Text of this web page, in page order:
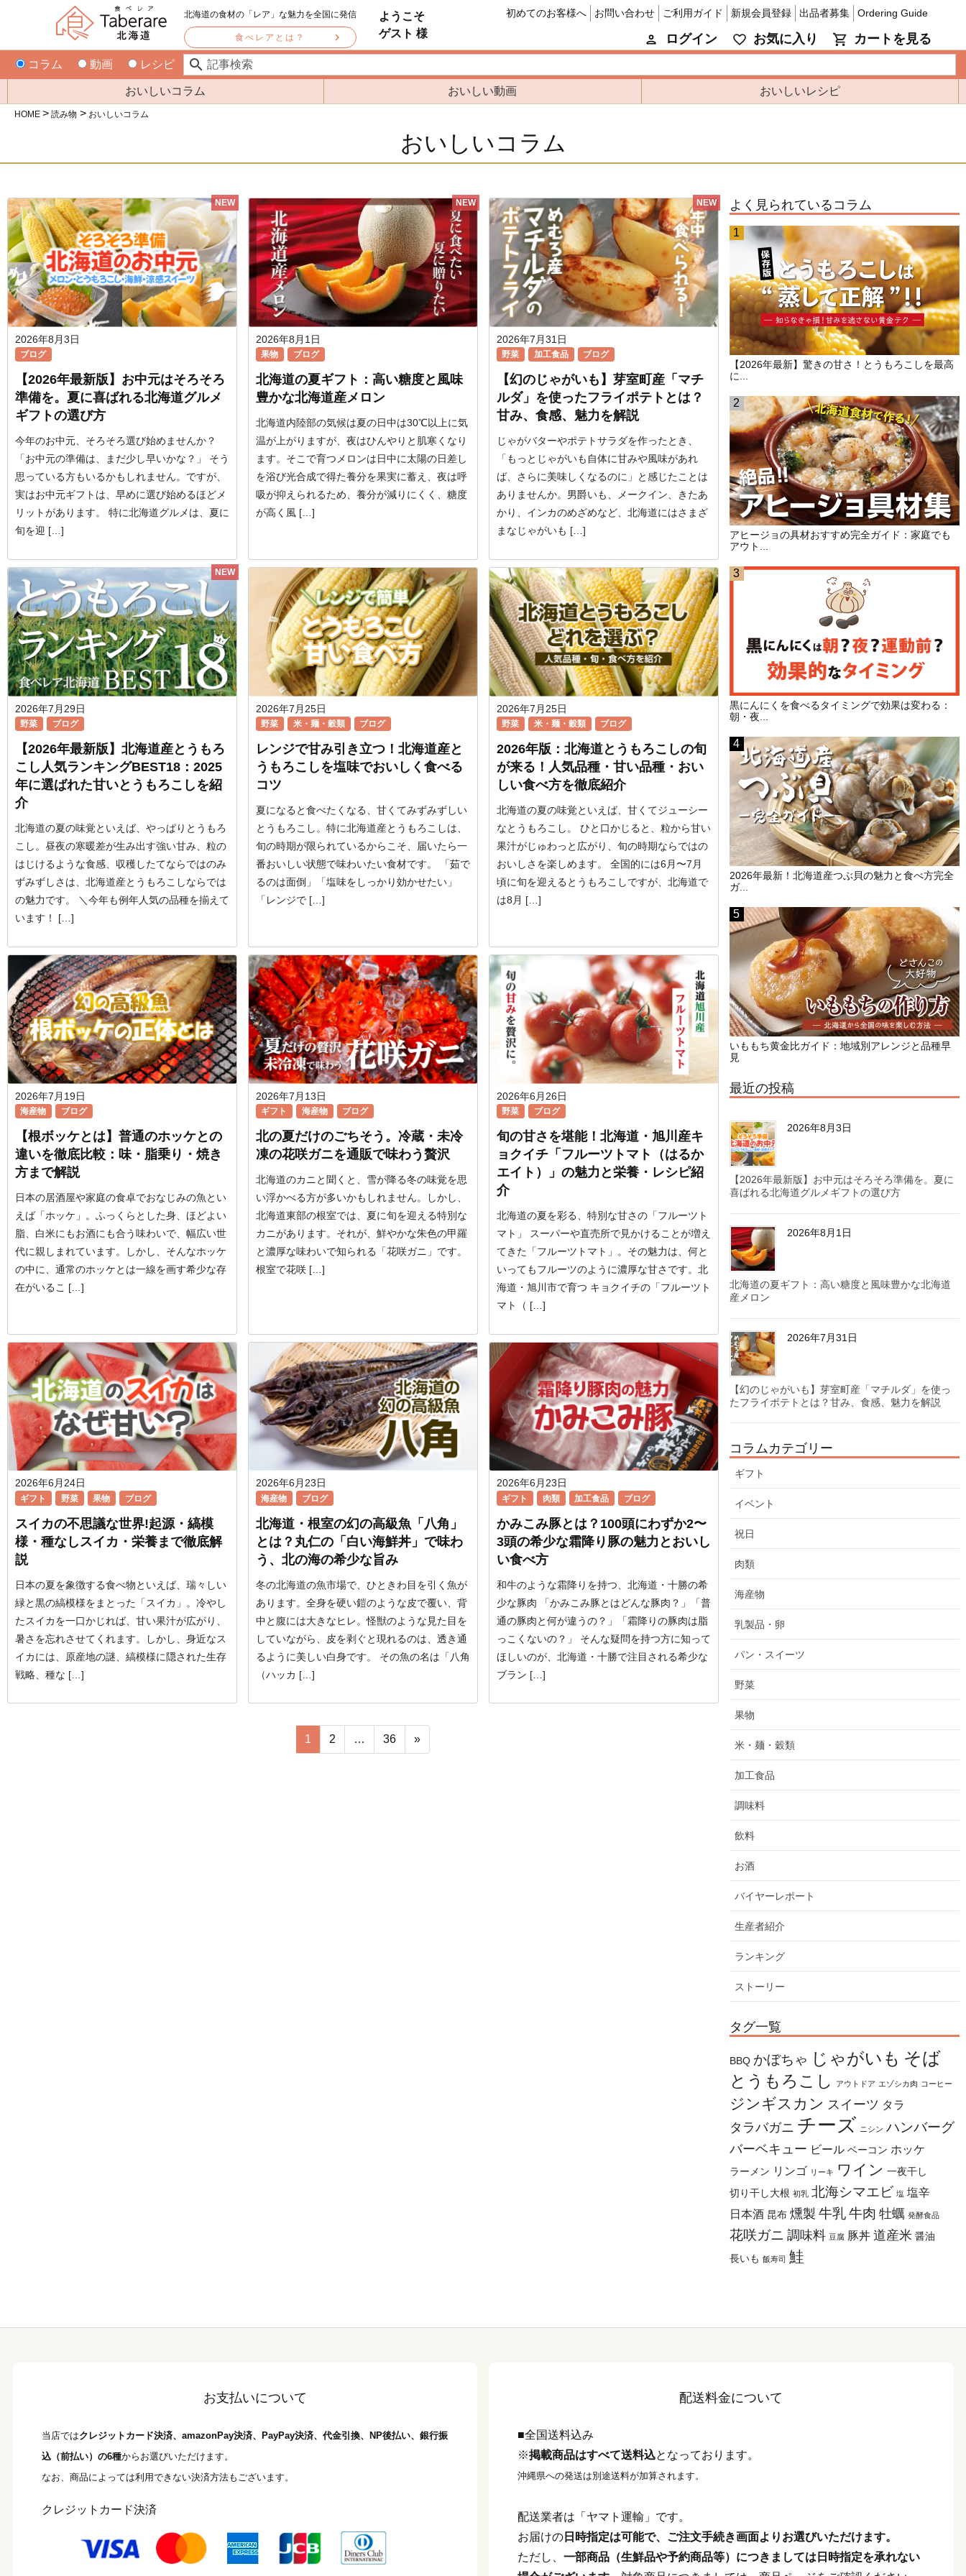
北海道の食材の「レア」な魅力を全国に発信
食べレアとは？
ようこそ
ゲスト 様
初めてのお客様へ お問い合わせ ご利用ガイド 新規会員登録 出品者募集 Ordering Guide
ログイン お気に入り カートを見る
コラム 動画 レシピ
おいしいコラム おいしい動画 おいしいレシピ
HOME 読み物 おいしいコラム
おいしいコラム
NEW
2026年8月3日
ブログ
【2026年最新版】お中元はそろそろ
準備を。夏に喜ばれる北海道グルメ
ギフトの選び方
今年のお中元、そろそろ選び始めませんか？
「お中元の準備は、まだ少し早いかな？」 そう
思っている方もいるかもしれません。ですが、
実はお中元ギフトは、早めに選び始めるほどメ
リットがあります。 特に北海道グルメは、夏に
旬を迎 […]
NEW
2026年8月1日
果物 ブログ
北海道の夏ギフト：高い糖度と風味
豊かな北海道産メロン
北海道内陸部の気候は夏の日中は30℃以上に気
温が上がりますが、夜はひんやりと肌寒くなり
ます。そこで育つメロンは日中に太陽の日差し
を浴び光合成で得た養分を果実に蓄え、夜は呼
吸が抑えられるため、養分が減りにくく、糖度
が高く風 […]
NEW
2026年7月31日
野菜 加工食品 ブログ
【幻のじゃがいも】芽室町産「マチ
ルダ」を使ったフライポテトとは？
甘み、食感、魅力を解説
じゃがバターやポテトサラダを作ったとき、
「もっとじゃがいも自体に甘みや風味があれ
ば、さらに美味しくなるのに」と感じたことは
ありませんか。男爵いも、メークイン、きたあ
かり、インカのめざめなど、北海道にはさまざ
まなじゃがいも […]
NEW
2026年7月29日
野菜 ブログ
【2026年最新版】北海道産とうもろ
こし人気ランキングBEST18：2025
年に選ばれた甘いとうもろこしを紹
介
北海道の夏の味覚といえば、やっぱりとうもろ
こし。昼夜の寒暖差が生み出す強い甘み、粒の
はじけるような食感、収穫したてならではのみ
ずみずしさは、北海道産とうもろこしならでは
の魅力です。 ＼今年も例年人気の品種を揃えて
います！ […]
2026年7月25日
野菜 米・麺・穀類 ブログ
レンジで甘み引き立つ！北海道産と
うもろこしを塩味でおいしく食べる
コツ
夏になると食べたくなる、甘くてみずみずしい
とうもろこし。特に北海道産とうもろこしは、
旬の時期が限られているからこそ、届いたら一
番おいしい状態で味わいたい食材です。 「茹で
るのは面倒」「塩味をしっかり効かせたい」
「レンジで […]
2026年7月25日
野菜 米・麺・穀類 ブログ
2026年版：北海道とうもろこしの旬
が来る！人気品種・甘い品種・おい
しい食べ方を徹底紹介
北海道の夏の味覚といえば、甘くてジューシー
なとうもろこし。 ひと口かじると、粒から甘い
果汁がじゅわっと広がり、旬の時期ならではの
おいしさを楽しめます。 全国的には6月〜7月
頃に旬を迎えるとうもろこしですが、北海道で
は8月 […]
2026年7月19日
海産物 ブログ
【根ボッケとは】普通のホッケとの
違いを徹底比較：味・脂乗り・焼き
方まで解説
日本の居酒屋や家庭の食卓でおなじみの魚とい
えば「ホッケ」。ふっくらとした身、ほどよい
脂、白米にもお酒にも合う味わいで、幅広い世
代に親しまれています。しかし、そんなホッケ
の中に、通常のホッケとは一線を画す希少な存
在がいるこ […]
2026年7月13日
ギフト 海産物 ブログ
北の夏だけのごちそう。冷蔵・未冷
凍の花咲ガニを通販で味わう贅沢
北海道のカニと聞くと、雪が降る冬の味覚を思
い浮かべる方が多いかもしれません。しかし、
北海道東部の根室では、夏に旬を迎える特別な
カニがあります。それが、鮮やかな朱色の甲羅
と濃厚な味わいで知られる「花咲ガニ」です。
根室で花咲 […]
2026年6月26日
野菜 ブログ
旬の甘さを堪能！北海道・旭川産キ
ョクイチ「フルーツトマト（はるか
エイト）」の魅力と栄養・レシピ紹
介
北海道の夏を彩る、特別な甘さの「フルーツト
マト」 スーパーや直売所で見かけることが増え
てきた「フルーツトマト」。その魅力は、何と
いってもフルーツのように濃厚な甘さです。北
海道・旭川市で育つ キョクイチの「フルーツト
マト（ […]
2026年6月24日
ギフト 野菜 果物 ブログ
スイカの不思議な世界!起源・縞模
様・種なしスイカ・栄養まで徹底解
説
日本の夏を象徴する食べ物といえば、瑞々しい
緑と黒の縞模様をまとった「スイカ」。冷やし
たスイカを一口かじれば、甘い果汁が広がり、
暑さを忘れさせてくれます。しかし、身近なス
イカには、原産地の謎、縞模様に隠された生存
戦略、種な […]
2026年6月23日
海産物 ブログ
北海道・根室の幻の高級魚「八角」
とは？丸仁の「白い海鮮丼」で味わ
う、北の海の希少な旨み
冬の北海道の魚市場で、ひときわ目を引く魚が
あります。全身を硬い鎧のような皮で覆い、背
中と腹には大きなヒレ。怪獣のような見た目を
していながら、皮を剥ぐと現れるのは、透き通
るように美しい白身です。 その魚の名は「八角
（ハッカ […]
2026年6月23日
ギフト 肉類 加工食品 ブログ
かみこみ豚とは？100頭にわずか2〜
3頭の希少な霜降り豚の魅力とおいし
い食べ方
和牛のような霜降りを持つ、北海道・十勝の希
少な豚肉 「かみこみ豚とはどんな豚肉？」「普
通の豚肉と何が違うの？」「霜降りの豚肉は脂
っこくないの？」 そんな疑問を持つ方に知って
ほしいのが、北海道・十勝で注目される希少な
ブラン […]
1 2 … 36 »
よく見られているコラム
【2026年最新】驚きの甘さ！とうもろこしを最高
に...
アヒージョの具材おすすめ完全ガイド：家庭でも
アウト...
黒にんにくを食べるタイミングで効果は変わる：
朝・夜...
2026年最新！北海道産つぶ貝の魅力と食べ方完全
ガ...
いももち黄金比ガイド：地域別アレンジと品種早
見
最近の投稿
2026年8月3日
【2026年最新版】お中元はそろそろ準備を。夏に
喜ばれる北海道グルメギフトの選び方
2026年8月1日
北海道の夏ギフト：高い糖度と風味豊かな北海道
産メロン
2026年7月31日
【幻のじゃがいも】芽室町産「マチルダ」を使っ
たフライポテトとは？甘み、食感、魅力を解説
コラムカテゴリー
ギフト
イベント
祝日
肉類
海産物
乳製品・卵
パン・スイーツ
野菜
果物
米・麺・穀類
加工食品
調味料
飲料
お酒
バイヤーレポート
生産者紹介
ランキング
ストーリー
タグ一覧
BBQ かぼちゃ じゃがいも そば
とうもろこし アウトドア エゾシカ肉 コーヒー
ジンギスカン スイーツ タラ
タラバガニ チーズ ニシン ハンバーグ
バーベキュー ビール ベーコン ホッケ
ラーメン リンゴ リーキ ワイン 一夜干し
切り干し大根 初乳 北海シマエビ 塩 塩辛
日本酒 昆布 燻製 牛乳 牛肉 牡蠣 発酵食品
花咲ガニ 調味料 豆腐 豚丼 道産米 醤油
長いも 飯寿司 鮭
お支払いについて
当店ではクレジットカード決済、amazonPay決済、PayPay決済、代金引換、NP後払い、銀行振
込（前払い）の6種からお選びいただけます。
なお、商品によっては利用できない決済方法もございます。
クレジットカード決済
配送料金について
■全国送料込み
※掲載商品はすべて送料込となっております。
沖縄県への発送は別途送料が加算されます。
配送業者は「ヤマト運輸」です。
お届けの 日時指定は可能で、ご注文手続き画面よりお選びいただけます。
ただし、 一部商品（生鮮品や予約商品等）につきましては日時指定を承れない